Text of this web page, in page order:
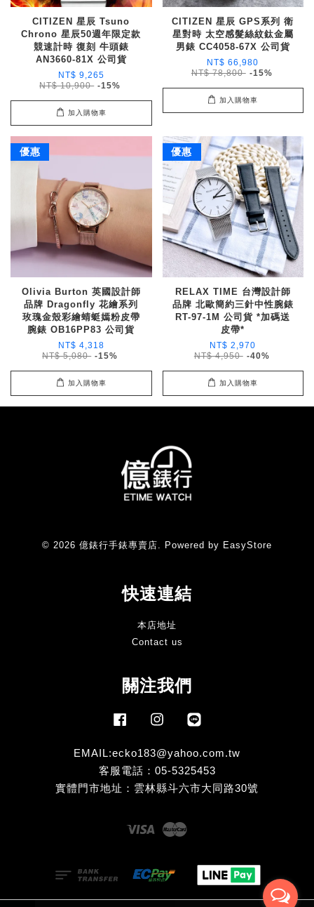
CITIZEN 星辰 Tsuno
Chrono 星辰50週年限定款
競速計時 復刻 牛頭錶
AN3660-81X 公司貨
NT$ 9,265
NT$ 10,900 -15%
加入購物車
CITIZEN 星辰 GPS系列 衛
星對時 太空感髮絲紋鈦金屬
男錶 CC4058-67X 公司貨
NT$ 66,980
NT$ 78,800 -15%
加入購物車
優惠
Olivia Burton 英國設計師
品牌 Dragonfly 花繪系列
玫瑰金殼彩繪蜻蜓嫣粉皮帶
腕錶 OB16PP83 公司貨
NT$ 4,318
NT$ 5,080 -15%
加入購物車
優惠
RELAX TIME 台灣設計師
品牌 北歐簡約三針中性腕錶
RT-97-1M 公司貨 *加碼送
皮帶*
NT$ 2,970
NT$ 4,950 -40%
加入購物車
© 2026 億錶行手錶專賣店. Powered by EasyStore
快速連結
本店地址
Contact us
關注我們
Facebook Instagram
EMAIL:ecko183@yahoo.com.tw
客服電話：05-5325453
實體門市地址：雲林縣斗六市大同路30號
Visa